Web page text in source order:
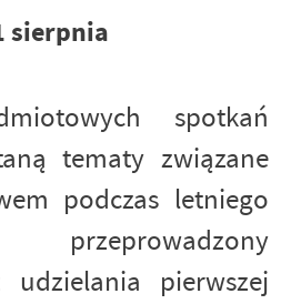
sierpnia
spotkań
tematy związane
podczas letniego
przeprowadzony
udzielania pierwszej